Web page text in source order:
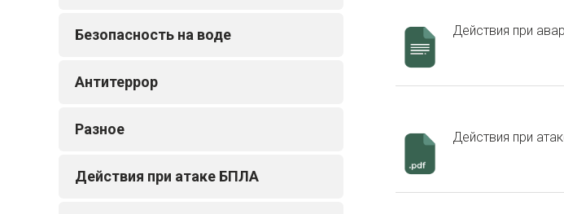
Безопасность на воде
Антитеррор
Разное
Действия при атаке БПЛА
Действия при
Действия при